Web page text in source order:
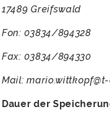
17489 Greifswald
Fon: 03834/894328
Fax: 03834/894330
Mail:
Dauer der